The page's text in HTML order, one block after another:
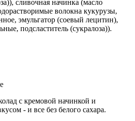
сливочная начинка (масло
волокна кукурузы,
эмульгатор (соевый лецитин),
подсластитель (сукралоза)).
с кремовой начинкой и
- и все без белого сахара.